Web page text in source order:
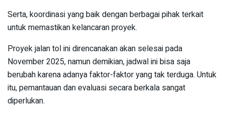
Serta, koordinasi yang baik dengan berbagai pihak terkait
untuk memastikan kelancaran proyek.
Proyek jalan tol ini direncanakan akan selesai pada
November 2025, namun demikian, jadwal ini bisa saja
berubah karena adanya faktor-faktor yang tak terduga. Untuk
itu, pemantauan dan evaluasi secara berkala sangat
diperlukan.